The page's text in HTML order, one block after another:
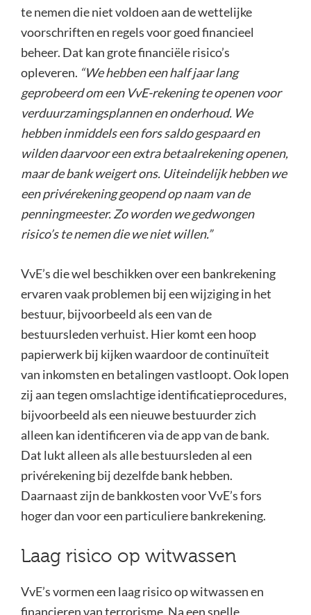
te nemen die niet voldoen aan de wettelijke
voorschriften en regels voor goed financieel
beheer. Dat kan grote financiële risico’s
opleveren. “We hebben een half jaar lang
geprobeerd om een VvE-rekening te openen voor
verduurzamingsplannen en onderhoud. We
hebben inmiddels een fors saldo gespaard en
wilden daarvoor een extra betaalrekening openen,
maar de bank weigert ons. Uiteindelijk hebben we
een privérekening geopend op naam van de
penningmeester. Zo worden we gedwongen
risico’s te nemen die we niet willen.”
VvE’s die wel beschikken over een bankrekening
ervaren vaak problemen bij een wijziging in het
bestuur, bijvoorbeeld als een van de
bestuursleden verhuist. Hier komt een hoop
papierwerk bij kijken waardoor de continuïteit
van inkomsten en betalingen vastloopt. Ook lopen
zij aan tegen omslachtige identificatieprocedures,
bijvoorbeeld als een nieuwe bestuurder zich
alleen kan identificeren via de app van de bank.
Dat lukt alleen als alle bestuursleden al een
privérekening bij dezelfde bank hebben.
Daarnaast zijn de bankkosten voor VvE’s fors
hoger dan voor een particuliere bankrekening.
Laag risico op witwassen
VvE’s vormen een laag risico op witwassen en
financieren van terrorisme. Na een snelle